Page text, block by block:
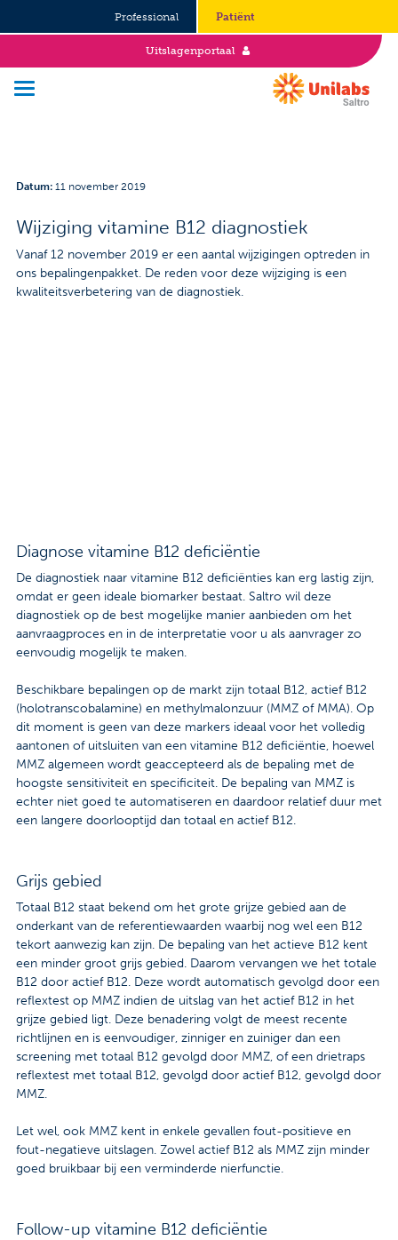
Professional Patiënt
Uitslagenportaal
Duurzaamheid en Good Governance
Werken bij
Afspraak maken
Locaties
Onderzoeken
Trombosedienst
Datum: 11 november 2019
Wijziging vitamine B12 diagnostiek
Vanaf 12 november 2019 er een aantal wijzigingen optreden in
ons bepalingenpakket. De reden voor deze wijziging is een
kwaliteitsverbetering van de diagnostiek.
Diagnose vitamine B12 deficiëntie
De diagnostiek naar vitamine B12 deficiënties kan erg lastig zijn,
omdat er geen ideale biomarker bestaat. Saltro wil deze
diagnostiek op de best mogelijke manier aanbieden om het
aanvraagproces en in de interpretatie voor u als aanvrager zo
eenvoudig mogelijk te maken.
Beschikbare bepalingen op de markt zijn totaal B12, actief B12
(holotranscobalamine) en methylmalonzuur (MMZ of MMA). Op
dit moment is geen van deze markers ideaal voor het volledig
aantonen of uitsluiten van een vitamine B12 deficiëntie, hoewel
MMZ algemeen wordt geaccepteerd als de bepaling met de
hoogste sensitiviteit en specificiteit. De bepaling van MMZ is
echter niet goed te automatiseren en daardoor relatief duur met
een langere doorlooptijd dan totaal en actief B12.
Grijs gebied
Totaal B12 staat bekend om het grote grijze gebied aan de
onderkant van de referentiewaarden waarbij nog wel een B12
tekort aanwezig kan zijn. De bepaling van het actieve B12 kent
een minder groot grijs gebied. Daarom vervangen we het totale
B12 door actief B12. Deze wordt automatisch gevolgd door een
reflextest op MMZ indien de uitslag van het actief B12 in het
grijze gebied ligt. Deze benadering volgt de meest recente
richtlijnen en is eenvoudiger, zinniger en zuiniger dan een
screening met totaal B12 gevolgd door MMZ, of een drietraps
reflextest met totaal B12, gevolgd door actief B12, gevolgd door
MMZ.
Let wel, ook MMZ kent in enkele gevallen fout-positieve en
fout-negatieve uitslagen. Zowel actief B12 als MMZ zijn minder
goed bruikbaar bij een verminderde nierfunctie.
Follow-up vitamine B12 deficiëntie